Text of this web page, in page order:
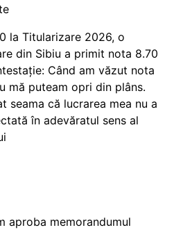
la Titularizare 2026, o
din Sibiu a primit nota 8.70
Când am văzut nota
mă puteam opri din plâns.
seama că lucrarea mea nu a
în adevăratul sens al
aproba memorandumul